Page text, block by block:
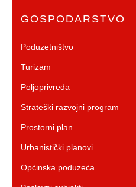
GOSPODARSTVO
Poduzetništvo
Turizam
Poljoprivreda
Strateški razvojni program
Prostorni plan
Urbanistički planovi
Općinska poduzeća